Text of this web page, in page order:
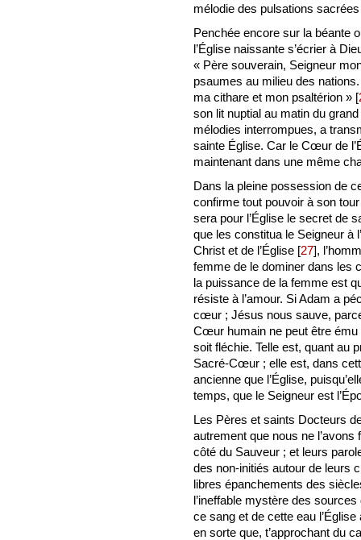
mélodie des pulsations
Penchée encore sur la béante
l’Église naissante s’écrier à
« Père souverain, Seigneur
psaumes au milieu des
ma cithare et mon psaltérion » [
son lit nuptial au matin du
mélodies interrompues, a
sainte Église. Car le Cœur de
maintenant dans une même
Dans la pleine possession de
confirme tout pouvoir à son
sera pour l’Église le secret de
que les constitua le Seigneur à
Christ et de l’Église [27],
femme de le dominer dans les
la puissance de la femme est
résiste à l’amour. Si Adam a
cœur ; Jésus nous sauve,
Cœur humain ne peut être
soit fléchie. Telle est, quant au
Sacré-Cœur ; elle est, dans
ancienne que l’Église,
temps, que le Seigneur est
Les Pères et saints Docteurs
autrement que nous ne l’avons
côté du Sauveur ; et leurs
des non-initiés autour de leurs
libres épanchements des
l’ineffable mystère des
ce sang et de cette eau
en sorte que, t’approchant du